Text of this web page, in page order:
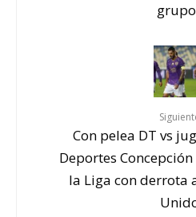
Con pelea DT vs
Deportes
la Liga con derrota